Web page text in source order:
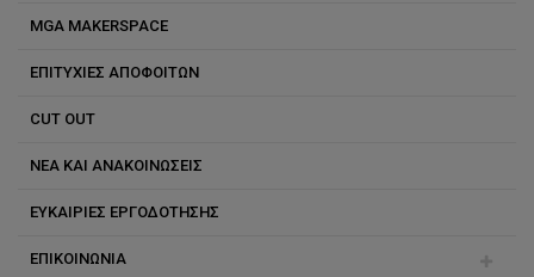
Ειδικό Εκπαιδευτικό Προσωπικό
MGA MAKERSPACE
ΕΠΙΤΥΧΙΕΣ ΑΠΟΦΟΙΤΩΝ
CUT OUT
ΝΕΑ ΚΑΙ ΑΝΑΚΟΙΝΩΣΕΙΣ
ΕΥΚΑΙΡΙΕΣ ΕΡΓΟΔΟΤΗΣΗΣ
ΕΠΙΚΟΙΝΩΝΙΑ